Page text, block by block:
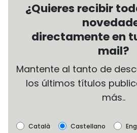
¿Quieres recibir
directamente en
mail?
Mantente al tanto de
los últimos títulos
más..
Català Castellano